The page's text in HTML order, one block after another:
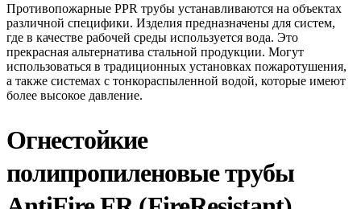
Противопожарные PPR трубы устанавливаются на объектах
различной специфики. Изделия предназначены для систем,
где в качестве рабочей среды используется вода. Это
прекрасная альтернатива стальной продукции. Могут
использоваться в традиционных установках пожаротушения,
а также системах с тонкораспыленной водой, которые имеют
более высокое давление.
Огнестойкие
полипропиленовые трубы